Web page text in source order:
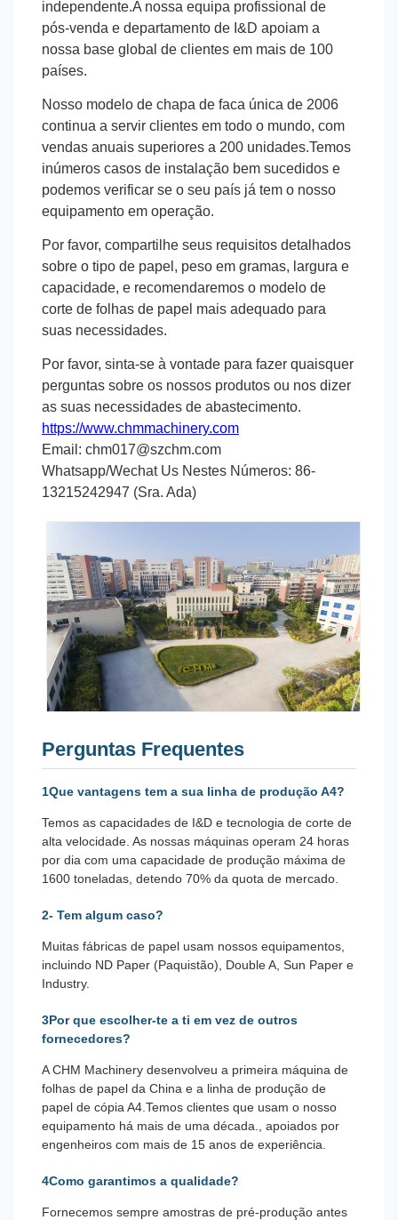
independente.A nossa equipa profissional de
pós-venda e departamento de I&D apoiam a
nossa base global de clientes em mais de 100
países.
Nosso modelo de chapa de faca única de 2006
continua a servir clientes em todo o mundo, com
vendas anuais superiores a 200 unidades.Temos
inúmeros casos de instalação bem sucedidos e
podemos verificar se o seu país já tem o nosso
equipamento em operação.
Por favor, compartilhe seus requisitos detalhados
sobre o tipo de papel, peso em gramas, largura e
capacidade, e recomendaremos o modelo de
corte de folhas de papel mais adequado para
suas necessidades.
Por favor, sinta-se à vontade para fazer quaisquer
perguntas sobre os nossos produtos ou nos dizer
as suas necessidades de abastecimento.
https://www.chmmachinery.com
Email: chm017@szchm.com
Whatsapp/Wechat Us Nestes Números: 86-
13215242947 (Sra. Ada)
Perguntas Frequentes
1Que vantagens tem a sua linha de produção A4?
Temos as capacidades de I&D e tecnologia de corte de
alta velocidade. As nossas máquinas operam 24 horas
por dia com uma capacidade de produção máxima de
1600 toneladas, detendo 70% da quota de mercado.
2- Tem algum caso?
Muitas fábricas de papel usam nossos equipamentos,
incluindo ND Paper (Paquistão), Double A, Sun Paper e
Industry.
3Por que escolher-te a ti em vez de outros
fornecedores?
A CHM Machinery desenvolveu a primeira máquina de
folhas de papel da China e a linha de produção de
papel de cópia A4.Temos clientes que usam o nosso
equipamento há mais de uma década., apoiados por
engenheiros com mais de 15 anos de experiência.
4Como garantimos a qualidade?
Fornecemos sempre amostras de pré-produção antes